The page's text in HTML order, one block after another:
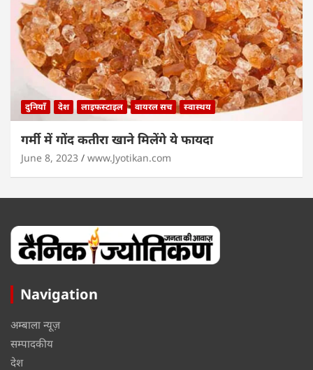
दुनियाँ देश लाइफस्टाइल वायरल सच स्वास्थय
गर्मी में गोंद कतीरा खाने मिलेंगे ये फायदा
June 8, 2023 www.Jyotikan.com
Navigation
अम्बाला न्यूज़
सम्पादकीय
देश